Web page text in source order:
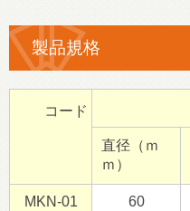
製品規格
コード
直径（ｍ
ｍ）
MKN-01 60